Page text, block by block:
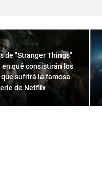
de "Stranger Things"
en qué consistirán los
sufrirá la famosa
de Netflix